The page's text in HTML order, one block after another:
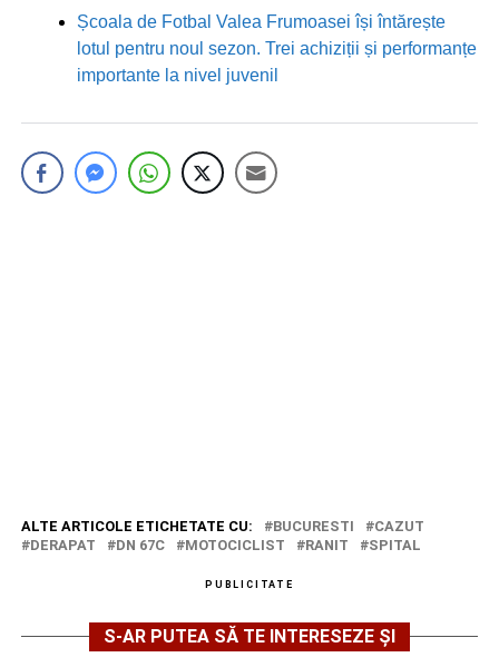
Școala de Fotbal Valea Frumoasei își întărește
lotul pentru noul sezon. Trei achiziții și performanțe
importante la nivel juvenil
ALTE ARTICOLE ETICHETATE CU: BUCURESTI
CAZUT
DERAPAT
DN 67C MOTOCICLIST RANIT SPITAL
PUBLICITATE
S-AR PUTEA SĂ TE INTERESEZE ȘI